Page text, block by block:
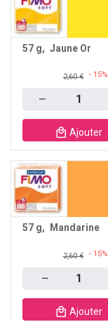
57 g Jaune Or
2,60 € - 15%
Ajouter
57 g Mandarine
2,60 € - 15%
Ajouter